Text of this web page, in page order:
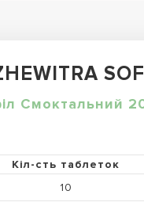
Смоктальний
Кіл-сть таблеток
10